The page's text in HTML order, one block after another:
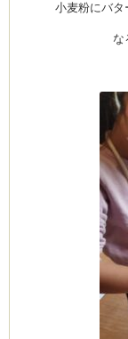
小麦粉にバタ
な